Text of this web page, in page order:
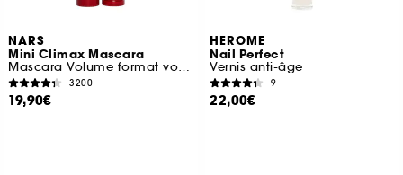
NARS
Mini Climax Mascara
Mascara Volume format voyage
3200
19,90€
HEROME
Nail Perfect
Vernis anti-âge
9
22,00€